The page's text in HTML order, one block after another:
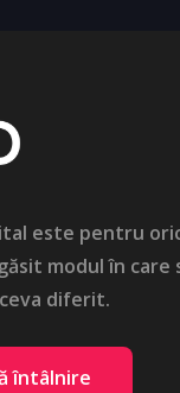
este pentru
modul în
diferit.
întâlnire